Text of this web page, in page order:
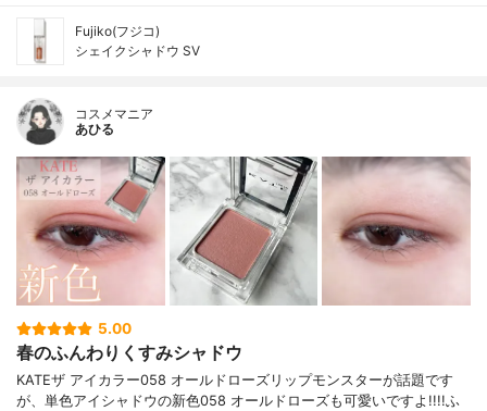
Fujiko(フジコ)
シェイクシャドウ SV
コスメマニア
あひる
5.00
春のふんわりくすみシャドウ
KATEザ アイカラー058 オールドローズリップモンスターが話題です
が、単色アイシャドウの新色058 オールドローズも可愛いですよ!!!!ふ